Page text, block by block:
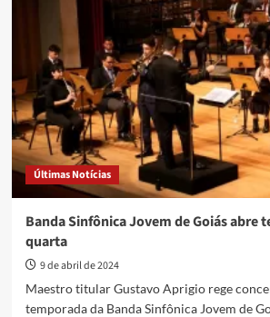
Últimas Notícias
Banda Sinfônica Jovem de Goiás abre
quarta
9 de abril de 2024
Maestro titular Gustavo Aprigio rege
temporada da Banda Sinfônica Jovem de